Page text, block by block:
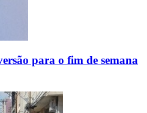
para o fim de semana